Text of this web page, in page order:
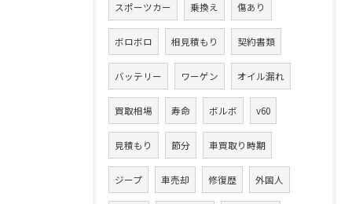
スポーツカー 乗換え 傷あり
ボロボロ 相見積もり 契約書類
バッテリー ワーゲン オイル漏れ
買取相場 寿命 ボルボ v60
見積もり 節分 車買取り時期
ジープ 車売却 修復歴 外国人